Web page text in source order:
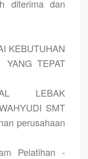
diterima dan
KEBUTUHAN
YANG TEPAT
LEBAK
SMT
perusahaan
Pelatihan -